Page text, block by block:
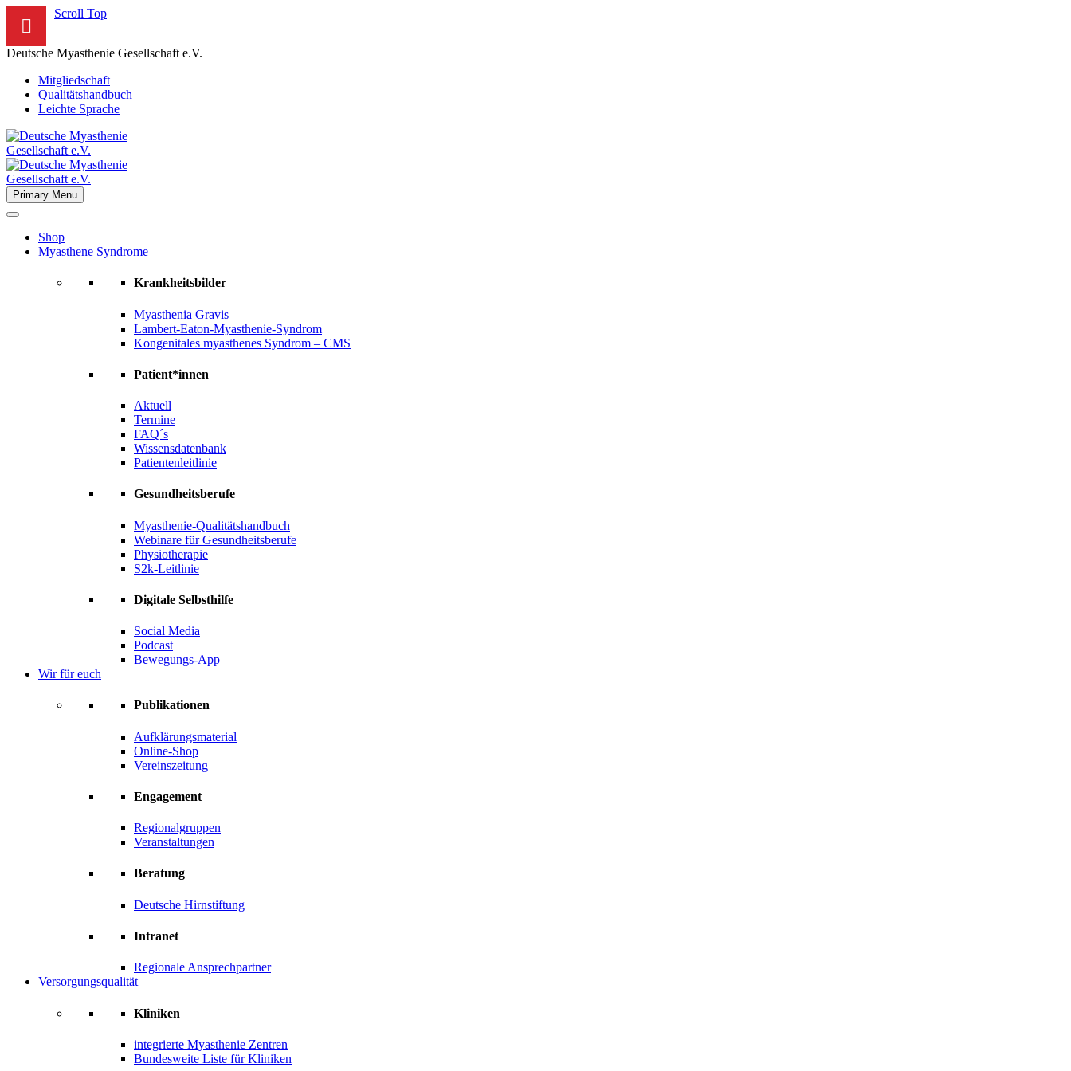
Scroll Top
Deutsche Myasthenie Gesellschaft e.V.
Mitgliedschaft
Qualitätshandbuch
Leichte Sprache
Primary Menu
Shop
Myasthene Syndrome
Krankheitsbilder
Myasthenia Gravis
Lambert-Eaton-Myasthenie-Syndrom
Kongenitales myasthenes Syndrom – CMS
Patient*innen
Aktuell
Termine
FAQ´s
Wissensdatenbank
Patientenleitlinie
Gesundheitsberufe
Myasthenie-Qualitätshandbuch
Webinare für Gesundheitsberufe
Physiotherapie
S2k-Leitlinie
Digitale Selbsthilfe
Social Media
Podcast
Bewegungs-App
Wir für euch
Publikationen
Aufklärungsmaterial
Online-Shop
Vereinszeitung
Engagement
Regionalgruppen
Veranstaltungen
Beratung
Deutsche Hirnstiftung
Intranet
Regionale Ansprechpartner
Versorgungsqualität
Kliniken
integrierte Myasthenie Zentren
Bundesweite Liste für Kliniken